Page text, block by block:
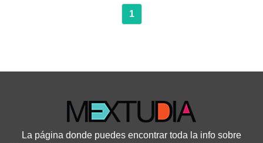
1
La página donde puedes encontrar toda la info sobre